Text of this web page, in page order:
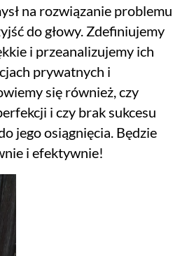
na rozwiązanie problemu
do głowy. Zdefiniujemy
i przeanalizujemy ich
prywatnych i
się również, czy
i czy brak sukcesu
jego osiągnięcia. Będzie
i efektywnie!